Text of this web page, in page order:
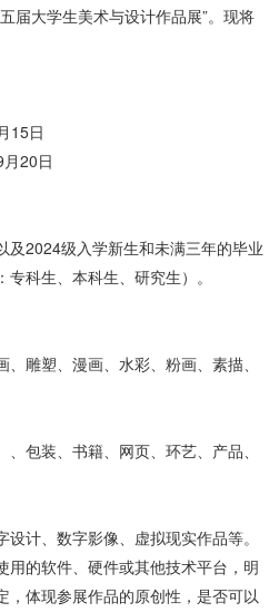
大学生美术与设计作品展”。现将
15日
20日
及2024级入学新生和未满三年的毕业
科生、本科生、研究生）。
雕塑、漫画、水彩、粉画、素描、
包装、书籍、网页、环艺、产品、
计、数字影像、虚拟现实作品等。
用的软件、硬件或其他技术平台，明
，体现参展作品的原创性，是否可以